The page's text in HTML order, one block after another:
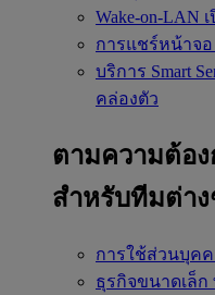
Wake-on-LAN
การแชร์หน้าจอ
บริการ Smart
คล่องตัว
ตามความต้อง
สำหรับทีมต่าง
การใช้ส่วนบุค
ธุรกิจขนาดเล็ก